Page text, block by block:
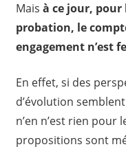
Mais à ce jour,
probation, le
engagement n’est
En effet, si des
d’évolution
n’en n’est rien pour
propositions sont